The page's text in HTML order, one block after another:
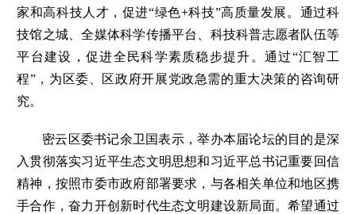
家和高科技人才，促进“绿色+科技”高质量发展。通过科
技馆之城、全媒体科学传播平台、科技科普志愿者队伍等
平台建设，促进全民科学素质稳步提升。通过“汇智工
程”，为区委、区政府开展党政急需的重大决策的咨询研
究。
密云区委书记余卫国表示，举办本届论坛的目的是深
入贯彻落实习近平生态文明思想和习近平总书记重要回信
精神，按照市委市政府部署要求，与各相关单位和地区携
手合作，奋力开创新时代生态文明建设新局面。希望通过